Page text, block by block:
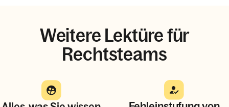
Weitere Lektüre für
Rechtsteams